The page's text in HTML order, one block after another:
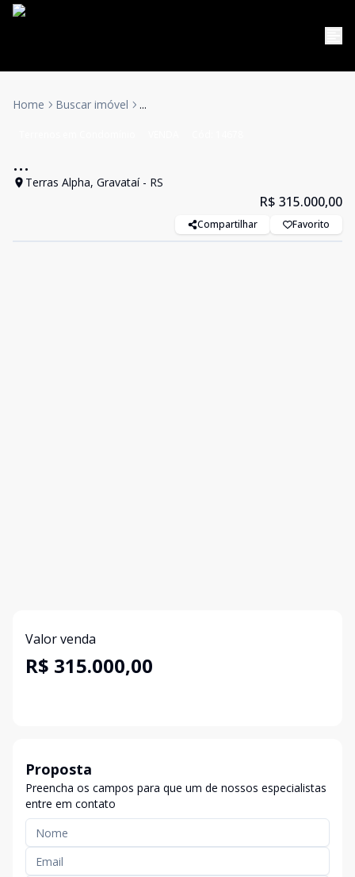
Home Buscar imóvel ...
...
Terras Alpha, Gravataí - RS
R$ 315.000,00
Compartilhar Favorito
Valor venda
R$ 315.000,00
Proposta
Preencha os campos para que um de nossos especialistas
entre em contato